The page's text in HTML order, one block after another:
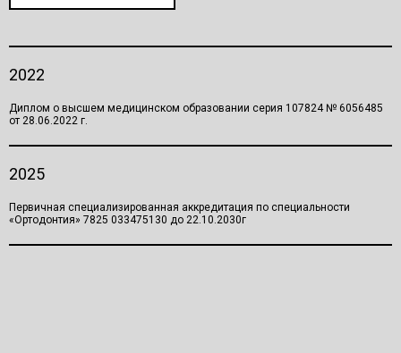
2022
Диплом о высшем медицинском образовании серия 107824 № 6056485
от 28.06.2022 г.
2025
Первичная специализированная аккредитация по специальности
«Ортодонтия» 7825 033475130 до 22.10.2030г